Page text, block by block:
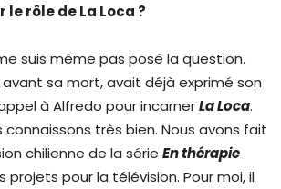
rôle de La Loca ?
suis même pas posé la question.
avant sa mort, avait déjà exprimé son
à Alfredo pour incarnerLa Loca.
connaissons très bien. Nous avons fait
chilienne de la série En thérapie
projets pour la télévision. Pour moi, il